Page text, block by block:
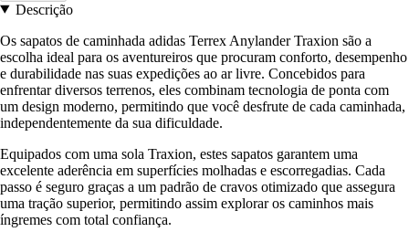
Descrição
Os sapatos de caminhada adidas Terrex Anylander Traxion são a
escolha ideal para os aventureiros que procuram conforto, desempenho
e durabilidade nas suas expedições ao ar livre. Concebidos para
enfrentar diversos terrenos, eles combinam tecnologia de ponta com
um design moderno, permitindo que você desfrute de cada caminhada,
independentemente da sua dificuldade.
Equipados com uma sola Traxion, estes sapatos garantem uma
excelente aderência em superfícies molhadas e escorregadias. Cada
passo é seguro graças a um padrão de cravos otimizado que assegura
uma tração superior, permitindo assim explorar os caminhos mais
íngremes com total confiança.